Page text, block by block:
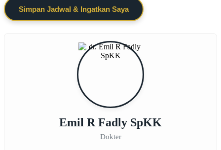
Simpan Jadwal & Ingatkan Saya
Emil R Fadly SpKK
Dokter